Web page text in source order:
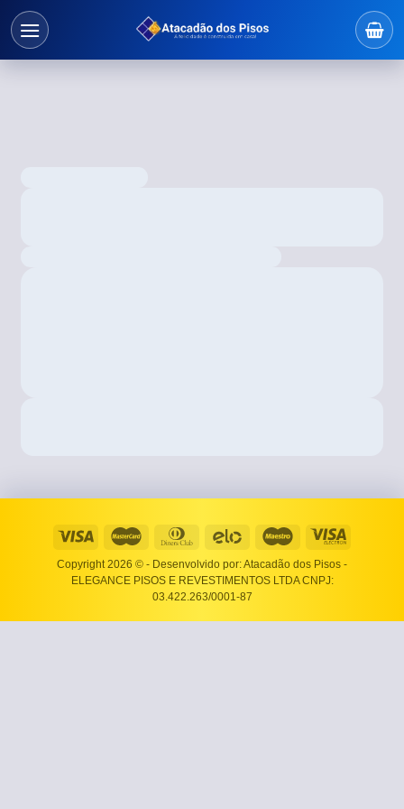
Copyright 2026 © - Desenvolvido por: Atacadão dos Pisos -
ELEGANCE PISOS E REVESTIMENTOS LTDA CNPJ:
03.422.263/0001-87